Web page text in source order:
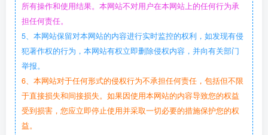
所有操作和使用结果。本网站不对用户在本网站上的任何行为承
担任何责任。
5、本网站保留对本网站的内容进行实时监控的权利，如发现有侵
犯著作权的行为，本网站有权立即删除侵权内容，并向有关部门
举报。
6、本网站对于任何形式的侵权行为不承担任何责任，包括但不限
于直接损失和间接损失。如果因使用本网站的内容导致您的权益
受到损害，您应立即停止使用并采取一切必要的措施保护您的权
益。